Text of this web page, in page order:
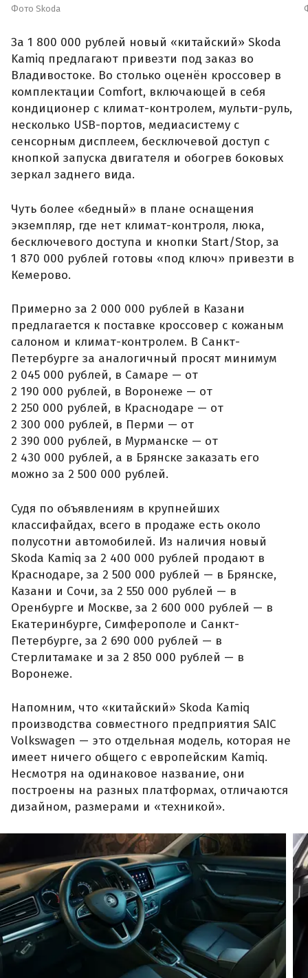
Фото Skoda
За 1 800 000 рублей новый «китайский» Skoda
Kamiq предлагают привезти под заказ во
Владивостоке. Во столько оценён кроссовер в
комплектации Comfort, включающей в себя
кондиционер с климат-контролем, мульти-руль,
несколько USB-портов, медиасистему с
сенсорным дисплеем, бесключевой доступ с
кнопкой запуска двигателя и обогрев боковых
зеркал заднего вида.
Чуть более «бедный» в плане оснащения
экземпляр, где нет климат-контроля, люка,
бесключевого доступа и кнопки Start/Stop, за
1 870 000 рублей готовы «под ключ» привезти в
Кемерово.
Примерно за 2 000 000 рублей в Казани
предлагается к поставке кроссовер с кожаным
салоном и климат-контролем. В Санкт-
Петербурге за аналогичный просят минимум
2 045 000 рублей, в Самаре — от
2 190 000 рублей, в Воронеже — от
2 250 000 рублей, в Краснодаре — от
2 300 000 рублей, в Перми — от
2 390 000 рублей, в Мурманске — от
2 430 000 рублей, а в Брянске заказать его
можно за 2 500 000 рублей.
Судя по объявлениям в крупнейших
классифайдах, всего в продаже есть около
полусотни автомобилей. Из наличия новый
Skoda Kamiq за 2 400 000 рублей продают в
Краснодаре, за 2 500 000 рублей — в Брянске,
Казани и Сочи, за 2 550 000 рублей — в
Оренбурге и Москве, за 2 600 000 рублей — в
Екатеринбурге, Симферополе и Санкт-
Петербурге, за 2 690 000 рублей — в
Стерлитамаке и за 2 850 000 рублей — в
Воронеже.
Напомним, что «китайский» Skoda Kamiq
производства совместного предприятия SAIC
Volkswagen — это отдельная модель, которая не
имеет ничего общего с европейским Kamiq.
Несмотря на одинаковое название, они
построены на разных платформах, отличаются
дизайном, размерами и «техникой».